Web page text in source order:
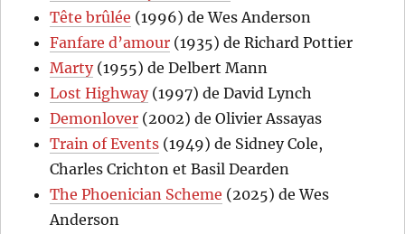
Tête brûlée (1996) de Wes Anderson
Fanfare d’amour (1935) de Richard Pottier
Marty(1955) de Delbert Mann
Lost Highway(1997) de David Lynch
Demonlover (2002) de Olivier Assayas
Train of Events (1949) de Sidney Cole,
Charles Crichton et Basil Dearden
The Phoenician Scheme (2025) de Wes
Anderson